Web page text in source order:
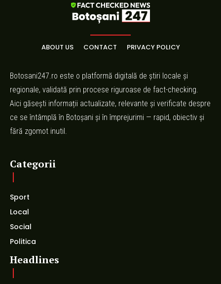
ABOUT US CONTACT PRIVACY POLICY
Botosani247.ro este o platformă digitală de știri locale și
regionale, validată prin procese riguroase de fact-checking.
Aici găsești informații actualizate, relevante și verificate despre
ce se întâmplă în Botoșani și în împrejurimi — rapid, obiectiv și
fără zgomot inutil.
Categorii
Sport
Local
Social
Politica
Headlines